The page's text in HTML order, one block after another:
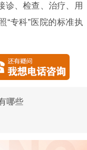
诊、检查、治疗、用
“专科”医院的标准执
哪些